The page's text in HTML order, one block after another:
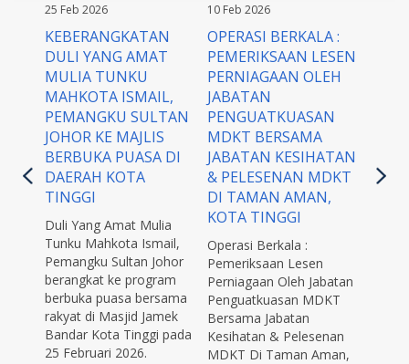
25 Feb 2026
KEBERANGKATAN
DULI YANG AMAT
MULIA TUNKU
MAHKOTA ISMAIL,
PEMANGKU SULTAN
JOHOR KE MAJLIS
BERBUKA PUASA DI
DAERAH KOTA
TINGGI
Duli Yang Amat Mulia
Tunku Mahkota Ismail,
Pemangku Sultan Johor
berangkat ke program
berbuka puasa bersama
rakyat di Masjid Jamek
Bandar Kota Tinggi pada
25 Februari 2026.
10 Feb 2026
OPERASI BERKALA :
PEMERIKSAAN LESEN
PERNIAGAAN OLEH
JABATAN
PENGUATKUASAN
MDKT BERSAMA
JABATAN KESIHATAN
& PELESENAN MDKT
DI TAMAN AMAN,
KOTA TINGGI
Operasi Berkala :
Pemeriksaan Lesen
Perniagaan Oleh Jabatan
Penguatkuasan MDKT
Bersama Jabatan
Kesihatan & Pelesenan
MDKT Di Taman Aman,